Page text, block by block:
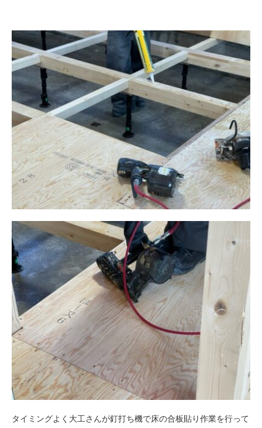
タイミングよく大工さんが釘打ち機で床の合板貼り作業を行って